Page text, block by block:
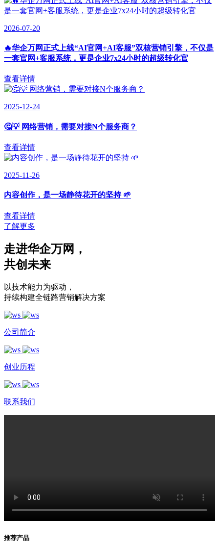
2026-07-20
🔥华企万网正式上线“AI官网+AI客服”双核营销引擎，不仅是
一套官网+客服系统，更是企业7x24小时的超级转化官
查看详情
2025-12-24
🤔💡 网络营销，需要对接N个服务商？
查看详情
2025-11-26
内容创作，是一场静待花开的坚持 🌱
查看详情
了解更多
走进华企万网 ，
共创未来
以技术能力为驱动 ，
持续构建全链路营销解决方案
公司简介
创业历程
联系我们
推荐产品